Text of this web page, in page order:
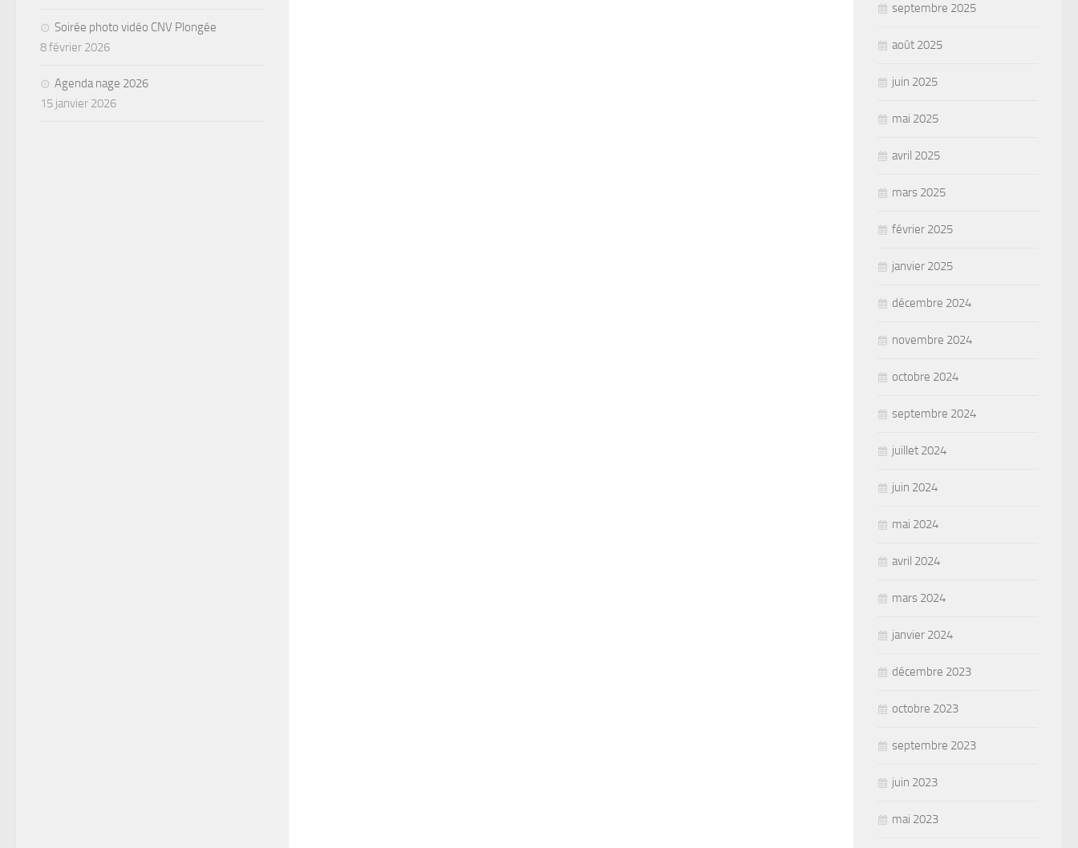
Soirée photo vidéo CNV Plongée
8 février 2026
Agenda nage 2026
15 janvier 2026
septembre 2025
août 2025
juin 2025
mai 2025
avril 2025
mars 2025
février 2025
janvier 2025
décembre 2024
novembre 2024
octobre 2024
septembre 2024
juillet 2024
juin 2024
mai 2024
avril 2024
mars 2024
janvier 2024
décembre 2023
octobre 2023
septembre 2023
juin 2023
mai 2023